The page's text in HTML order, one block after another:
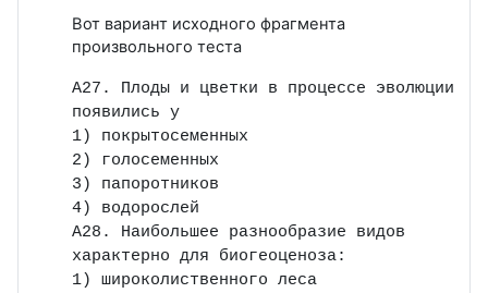
Вот вариант исходного фрагмента
произвольного теста
А27. Плоды и цветки в процессе эволюции
появились у
1) покрытосеменных
2) голосеменных
3) папоротников
4) водорослей
А28. Наибольшее разнообразие видов
характерно для биогеоценоза:
1) широколиственного леса